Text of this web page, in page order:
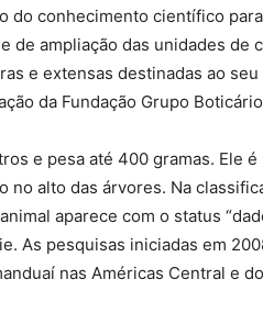
do conhecimento científico
de ampliação das unidades de
e extensas destinadas ao
da Fundação Grupo
e pesa até 400 gramas. Ele
no alto das árvores. Na
aparece com o status
As pesquisas iniciadas em
nas Américas Central e